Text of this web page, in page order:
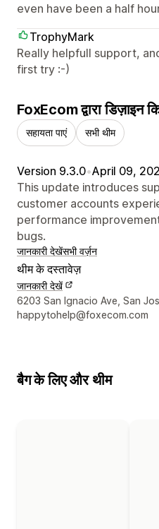
even have been a half
TrophyMark
Really helpfull support,
first try :-)
FoxEcom द्वारा डिज़ाइन
सहायता पाएं सभी थीम
Version 9.3.0•April 09,
This update introduces
customer accounts
performance
bugs.
जानकारी देखेंसभी वर्ज़न
थीम के दस्तावेज़
जानकारी देखें
डिज़ाइनर के संपर्क की जानकारी
6203 San Ignacio Ave, San
happytohelp@foxecom.com
बैग के लिए और थीम